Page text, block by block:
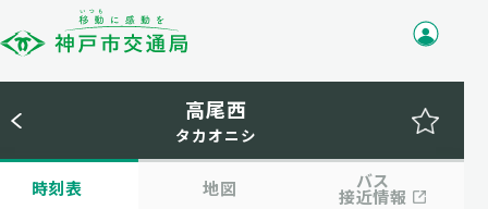
高尾西
タカオニシ
時刻表 地図 バス
接近情報